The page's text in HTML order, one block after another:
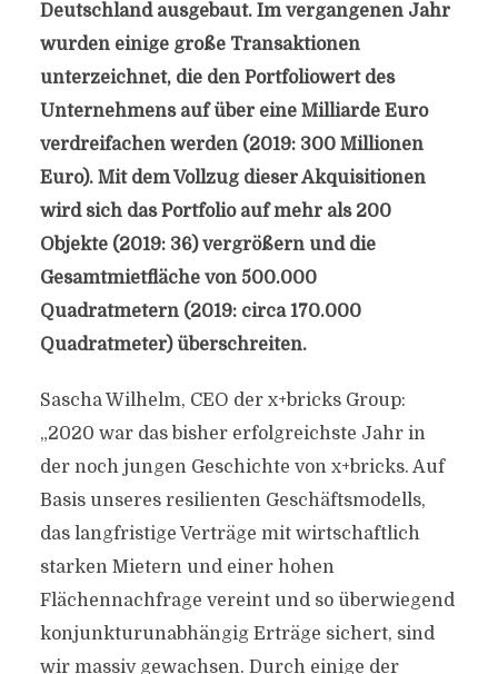
Deutschland ausgebaut. Im vergangenen Jahr
wurden einige große Transaktionen
unterzeichnet, die den Portfoliowert des
Unternehmens auf über eine Milliarde Euro
verdreifachen werden (2019: 300 Millionen
Euro). Mit dem Vollzug dieser Akquisitionen
wird sich das Portfolio auf mehr als 200
Objekte (2019: 36) vergrößern und die
Gesamtmietfläche von 500.000
Quadratmetern (2019: circa 170.000
Quadratmeter) überschreiten.
Sascha Wilhelm, CEO der x+bricks Group:
„2020 war das bisher erfolgreichste Jahr in
der noch jungen Geschichte von x+bricks. Auf
Basis unseres resilienten Geschäftsmodells,
das langfristige Verträge mit wirtschaftlich
starken Mietern und einer hohen
Flächennachfrage vereint und so überwiegend
konjunkturunabhängig Erträge sichert, sind
wir massiv gewachsen. Durch einige der